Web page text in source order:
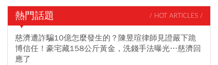
熱門話題 / HOT ARTICLES /
慈濟遭詐騙10億怎麼發生的？陳昱瑄律師見證嚴下跪
博信任！豪宅藏158公斤黃金，洗錢手法曝光…慈濟回
應了